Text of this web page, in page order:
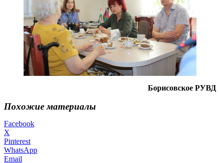
Борисовское РУВД
Похожие материалы
Facebook
X
Pinterest
WhatsApp
Email